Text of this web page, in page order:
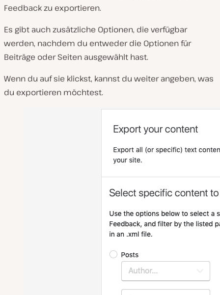
Feedback zu exportieren.
Es gibt auch zusätzliche Optionen, die verfügbar
werden, nachdem du entweder die Optionen für
Beiträge oder Seiten ausgewählt hast.
Wenn du auf sie klickst, kannst du weiter angeben, was
du exportieren möchtest.